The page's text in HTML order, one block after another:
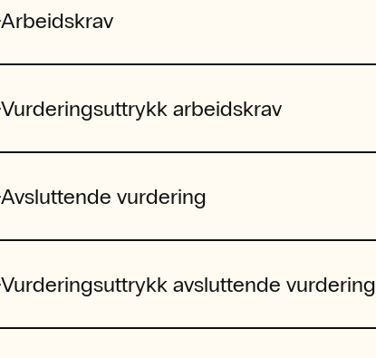
Arbeidskrav
Vurderingsuttrykk arbeidskrav
Avsluttende vurdering
Vurderingsuttrykk avsluttende vurdering